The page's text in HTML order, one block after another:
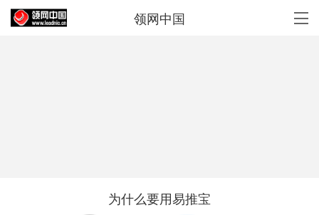
领网中国
为什么要用易推宝